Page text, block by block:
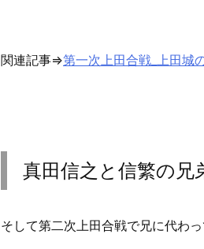
関連記事⇒第一次上田合戦_上田城
真田信之と信繁の兄
そして第二次上田合戦で兄に代わ